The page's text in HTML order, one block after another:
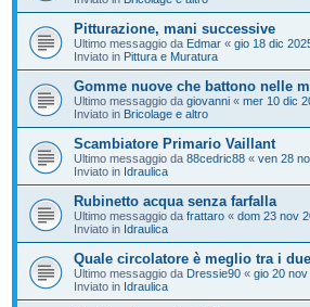
Pitturazione, mani successive
Ultimo messaggio da Edmar « gio 18 dic
Inviato in Pittura e Muratura
Gomme nuove che battono nelle
Ultimo messaggio da giovanni « mer 10 dic
Inviato in Bricolage e altro
Scambiatore Primario Vaillant
Ultimo messaggio da 88cedric88 « ven 28
Inviato in Idraulica
Rubinetto acqua senza farfalla
Ultimo messaggio da frattaro « dom 23 nov
Inviato in Idraulica
Quale circolatore è meglio tra i
Ultimo messaggio da Dressie90 « gio 20
Inviato in Idraulica